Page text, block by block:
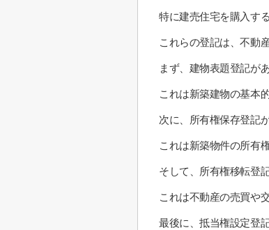
特に建売住宅を購入す
これらの登記は、不動
まず、建物表題登記が
これは新築建物の基本
次に、所有権保存登記
これは新築物件の所有
そして、所有権移転登
これは不動産の売買や
最後に、抵当権設定登